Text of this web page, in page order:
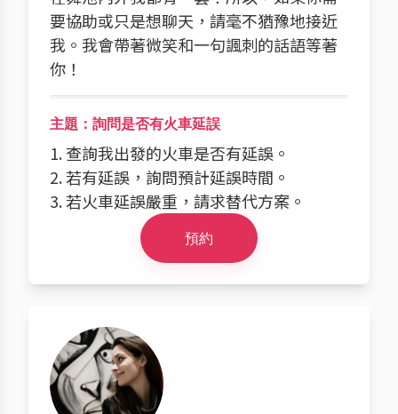
要協助或只是想聊天，請毫不猶豫地接近
我。我會帶著微笑和一句諷刺的話語等著
你！
主題：詢問是否有火車延誤
1. 查詢我出發的火車是否有延誤。
2. 若有延誤，詢問預計延誤時間。
3. 若火車延誤嚴重，請求替代方案。
預約